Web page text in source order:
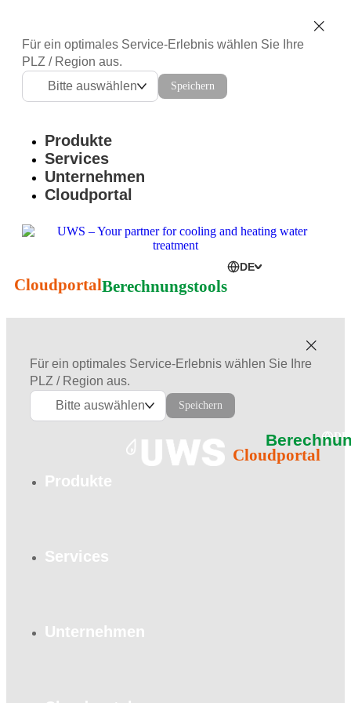
Für ein optimales Service-Erlebnis wählen Sie Ihre
PLZ / Region aus.
Bitte auswählen
Speichern
Produkte
Services
Unternehmen
Cloudportal
CloudportalBerechnungstools
DE
Für ein optimales Service-Erlebnis wählen Sie Ihre
PLZ / Region aus.
Bitte auswählen
Speichern
Produkte
Services
Unternehmen
Cloudportal
DE